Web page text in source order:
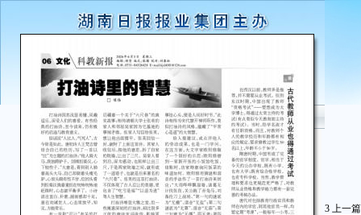
3 上一篇